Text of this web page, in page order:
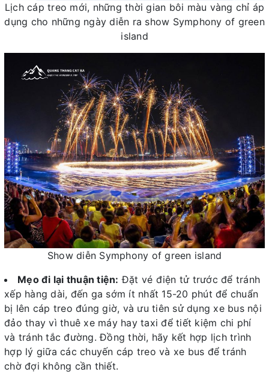
Lịch cáp treo mới, những thời gian bôi màu vàng chỉ áp
dụng cho những ngày diễn ra show Symphony of green
island
Show diễn Symphony of green island
Mẹo đi lại thuận tiện: Đặt vé điện tử trước để tránh
xếp hàng dài, đến ga sớm ít nhất 15-20 phút để chuẩn
bị lên cáp treo đúng giờ, và ưu tiên sử dụng xe bus nội
đảo thay vì thuê xe máy hay taxi để tiết kiệm chi phí
và tránh tắc đường. Đồng thời, hãy kết hợp lịch trình
hợp lý giữa các chuyến cáp treo và xe bus để tránh
chờ đợi không cần thiết.